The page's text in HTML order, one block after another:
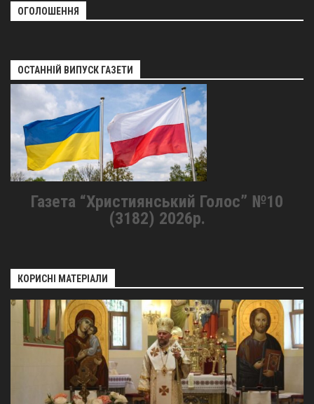
ОГОЛОШЕННЯ
ОСТАННІЙ ВИПУСК ГАЗЕТИ
Газета “Християнський Голос” №10
(3182) 2026р.
КОРИСНІ МАТЕРІАЛИ